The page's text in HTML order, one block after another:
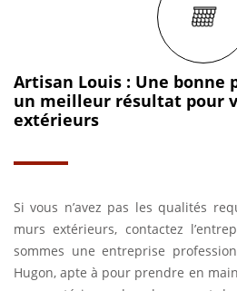
Artisan Louis : Une bonne
un meilleur résultat pour
extérieurs
Si vous n’avez pas les qualités
murs extérieurs, contactez
sommes une entreprise
Hugon, apte à pour prendre en